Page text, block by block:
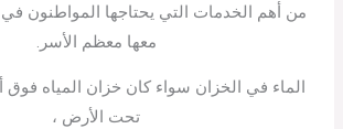
من أهم الخدمات التي يحتاجها المواطنون
معها معظم الأسر.
الماء في الخزان سواء كان خزان المياه
تحت الأرض ،